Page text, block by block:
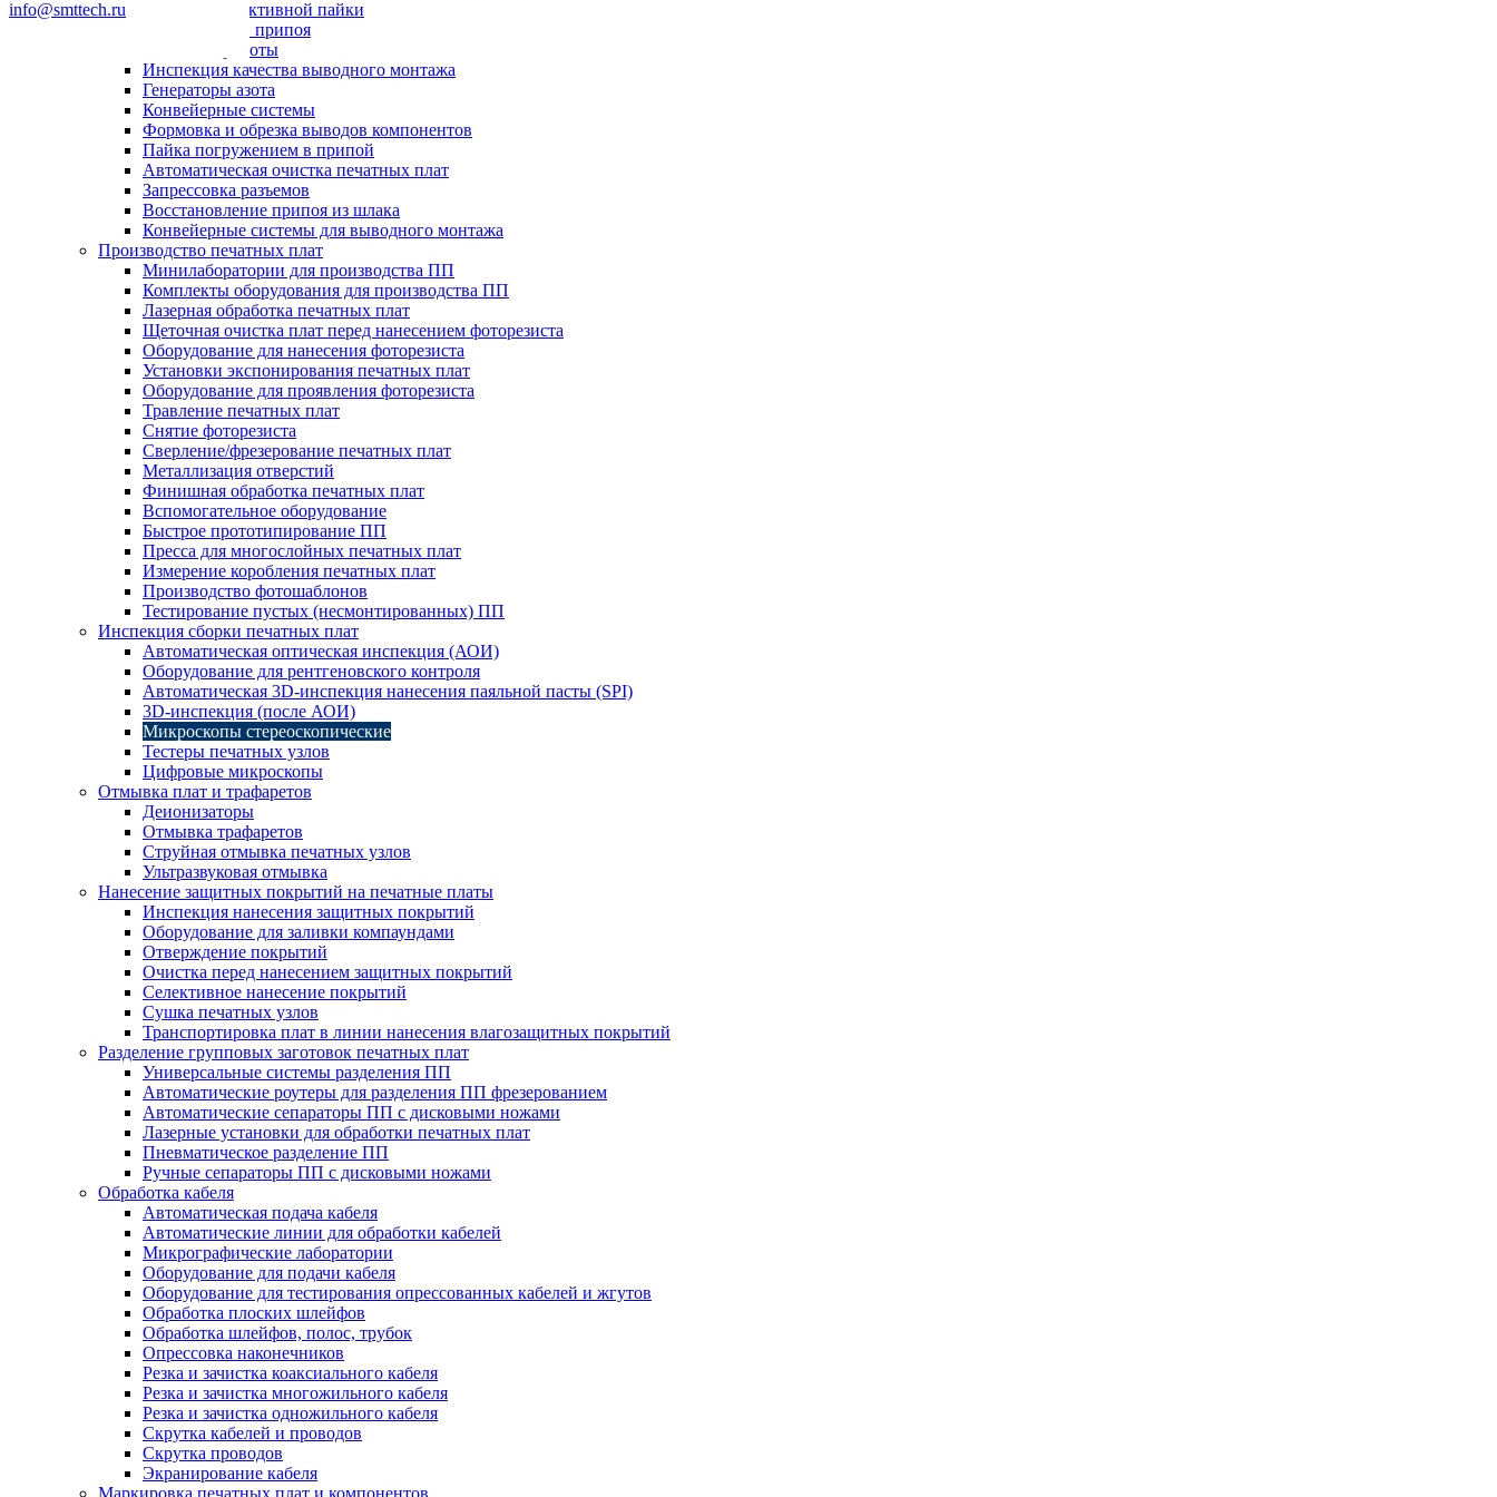
info@smttech.ru
Системы селективной пайки
Пайка волной припоя
Паяльные роботы
Инспекция качества выводного монтажа
Генераторы азота
Конвейерные системы
Формовка и обрезка выводов компонентов
Пайка погружением в припой
Автоматическая очистка печатных плат
Запрессовка разъемов
Восстановление припоя из шлака
Конвейерные системы для выводного монтажа
Производство печатных плат
Минилаборатории для производства ПП
Комплекты оборудования для производства ПП
Лазерная обработка печатных плат
Щеточная очистка плат перед нанесением фоторезиста
Оборудование для нанесения фоторезиста
Установки экспонирования печатных плат
Оборудование для проявления фоторезиста
Травление печатных плат
Снятие фоторезиста
Сверление/фрезерование печатных плат
Металлизация отверстий
Финишная обработка печатных плат
Вспомогательное оборудование
Быстрое прототипирование ПП
Пресса для многослойных печатных плат
Измерение коробления печатных плат
Производство фотошаблонов
Тестирование пустых (несмонтированных) ПП
Инспекция сборки печатных плат
Автоматическая оптическая инспекция (АОИ)
Оборудование для рентгеновского контроля
Автоматическая 3D-инспекция нанесения паяльной пасты (SPI)
3D-инспекция (после АОИ)
Микроскопы стереоскопические
Тестеры печатных узлов
Цифровые микроскопы
Отмывка плат и трафаретов
Деионизаторы
Отмывка трафаретов
Струйная отмывка печатных узлов
Ультразвуковая отмывка
Нанесение защитных покрытий на печатные платы
Инспекция нанесения защитных покрытий
Оборудование для заливки компаундами
Отверждение покрытий
Очистка перед нанесением защитных покрытий
Селективное нанесение покрытий
Сушка печатных узлов
Транспортировка плат в линии нанесения влагозащитных покрытий
Разделение групповых заготовок печатных плат
Универсальные системы разделения ПП
Автоматические роутеры для разделения ПП фрезерованием
Автоматические сепараторы ПП с дисковыми ножами
Лазерные установки для обработки печатных плат
Пневматическое разделение ПП
Ручные сепараторы ПП с дисковыми ножами
Обработка кабеля
Автоматическая подача кабеля
Автоматические линии для обработки кабелей
Микрографические лаборатории
Оборудование для подачи кабеля
Оборудование для тестирования опрессованных кабелей и жгутов
Обработка плоских шлейфов
Обработка шлейфов, полос, трубок
Опрессовка наконечников
Резка и зачистка коаксиального кабеля
Резка и зачистка многожильного кабеля
Резка и зачистка одножильного кабеля
Скрутка кабелей и проводов
Скрутка проводов
Экранирование кабеля
Маркировка печатных плат и компонентов